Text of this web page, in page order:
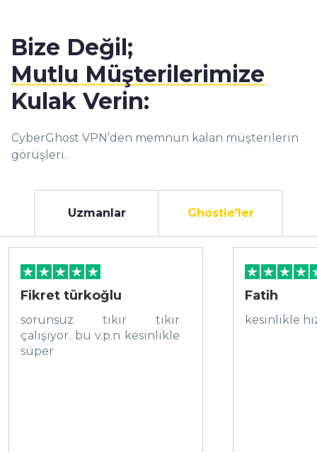
Bize Değil;
Mutlu Müşterilerimize
Kulak Verin:
CyberGhost VPN’den memnun kalan müşterilerin
görüşleri.
Uzmanlar Ghostie'ler
Fikret türkoğlu
sorunsuz tıkır tıkır
çalışıyor. bu v.p.n kesinlikle
süper
Fatih
kesinlikle